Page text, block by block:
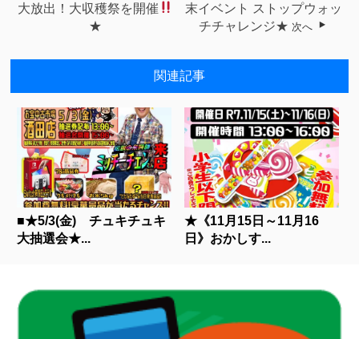
大放出！大収穫祭を開催
★
末イベント ストップウォッ
チチャレンジ★ 次へ
関連記事
■★5/3(金) チュキチュキ
大抽選会★...
★《11月15日～11月16
日》おかしす...